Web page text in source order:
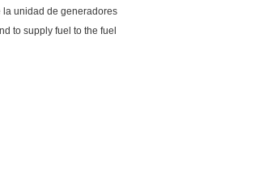
la unidad de generadores
to supply fuel to the fuel